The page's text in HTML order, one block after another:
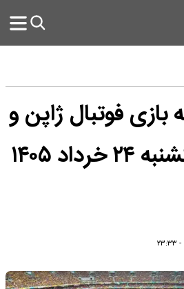
فوتبال ژاپن و
هلندامشب یکشنبه ۲۴ خرداد ۱۴۰۵